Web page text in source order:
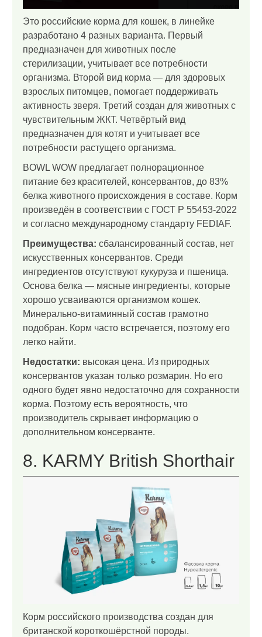
Это российские корма для кошек, в линейке
разработано 4 разных варианта. Первый
предназначен для животных после
стерилизации, учитывает все потребности
организма. Второй вид корма — для здоровых
взрослых питомцев, помогает поддерживать
активность зверя. Третий создан для животных с
чувствительным ЖКТ. Четвёртый вид
предназначен для котят и учитывает все
потребности растущего организма.
BOWL WOW предлагает полнорационное
питание без красителей, консервантов, до 83%
белка животного происхождения в составе. Корм
произведён в соответствии с ГОСТ Р 55453-2022
и согласно международному стандарту FEDIAF.
Преимущества: сбалансированный состав, нет
искусственных консервантов. Среди
ингредиентов отсутствуют кукуруза и пшеница.
Основа белка — мясные ингредиенты, которые
хорошо усваиваются организмом кошек.
Минерально-витаминный состав грамотно
подобран. Корм часто встречается, поэтому его
легко найти.
Недостатки: высокая цена. Из природных
консервантов указан только розмарин. Но его
одного будет явно недостаточно для сохранности
корма. Поэтому есть вероятность, что
производитель скрывает информацию о
дополнительном консерванте.
8. KARMY British Shorthair
Корм российского производства создан для
британской короткошёрстной породы.